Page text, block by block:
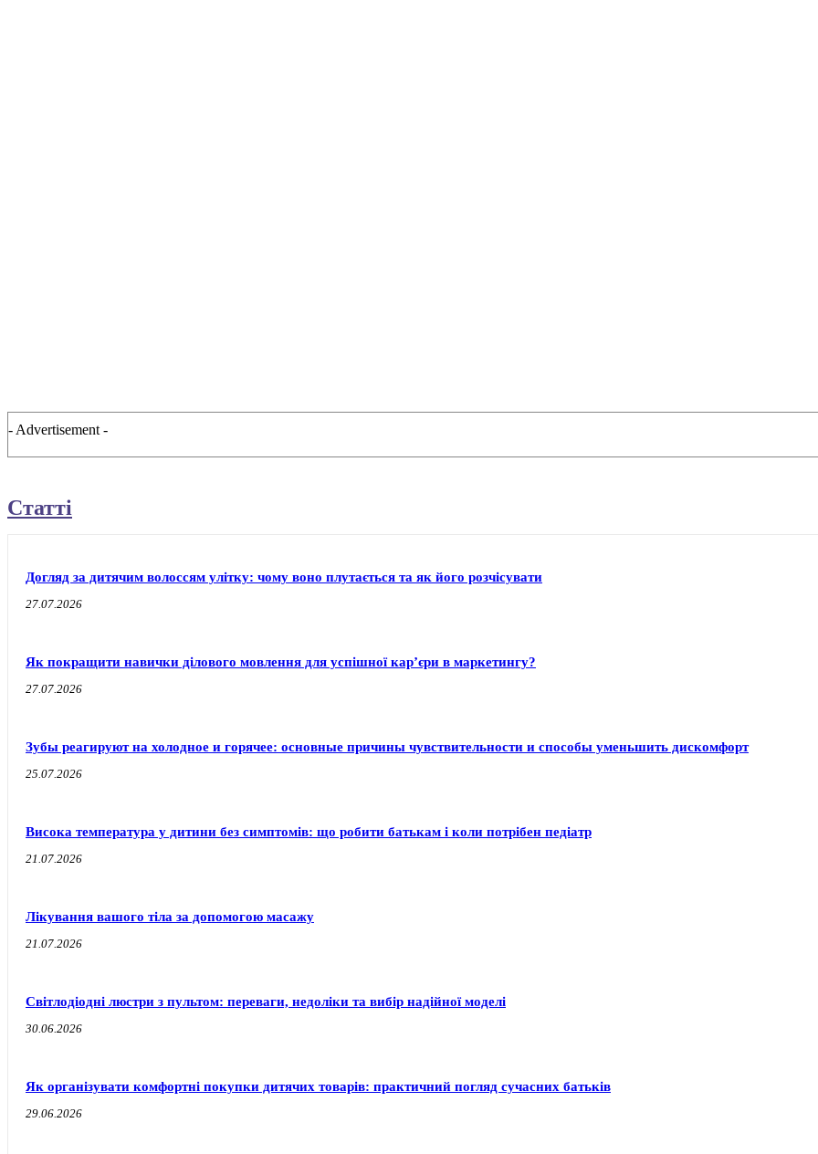
- Advertisement -
Статті
Догляд за дитячим волоссям улітку: чому воно плутається та як його розчісувати
27.07.2026
Як покращити навички ділового мовлення для успішної кар’єри в маркетингу?
27.07.2026
Зубы реагируют на холодное и горячее: основные причины чувствительности и способы уменьшить дискомфорт
25.07.2026
Висока температура у дитини без симптомів: що робити батькам і коли потрібен педіатр
21.07.2026
Лікування вашого тіла за допомогою масажу
21.07.2026
Світлодіодні люстри з пультом: переваги, недоліки та вибір надійної моделі
30.06.2026
Як організувати комфортні покупки дитячих товарів: практичний погляд сучасних батьків
29.06.2026